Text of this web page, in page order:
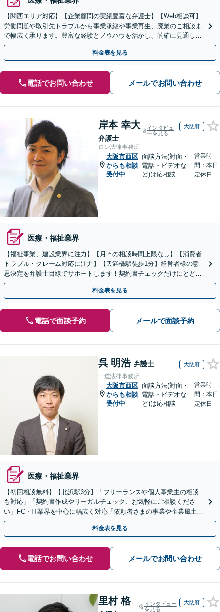
【関西エリア対応】【企業顧問の実績豊富な弁護士】【Web相談可】
労働問題や取引先トラブルから事業承継や事業再生、廃業のご相談ま
で幅広く承ります。豊富な経験とノウハウを活かし、的確に見通しを
立て先手を打った対応が強みです。顧問契約の実績も多数
料金表を見る
電話でお問い合わせ メールでお問い合わせ
岸本 幸大
弁護士
インタビュ
ーを見る
大阪府
ロン法律事務所
大阪市西区
からも相談
受付中
面談方法(対面・
電話・ビデオな
ど)は応相談
営業時
間：本日
定休日
医療・福祉業界
【福祉事業、建設業界に注力】【月々の相談時間上限なし】【消費者
トラブル・クレーム対応に注力】【天満橋駅徒歩1分】経営者様の意
思決定を弁護士目線でサポートします！契約書チェックだけにとどま
らず、事業スキーム全体をリーガルチェックしましょう！
料金表を見る
電話で面談予約 メールで面談予約
呉 明浩 弁護士 大阪府
一道法律事務所
大阪市西区
からも相談
受付中
面談方法(対面・
電話・ビデオな
ど)は応相談
営業時
間：本日
定休日
医療・福祉業界
【初回相談無料】【北浜駅3分】「フリーランスや個人事業主の相談
も対応」「契約書作成やリーガルチェック、お気軽にご相談くださ
い」FC・IT業界を中心に幅広く対応「依頼者さまの事業や企業風土を
熟知し、最適な解決策をご提案」【休日・夜間相談可】
料金表を見る
電話でお問い合わせ メールでお問い合わせ
里村 格
インタビュー
を見る
大阪府